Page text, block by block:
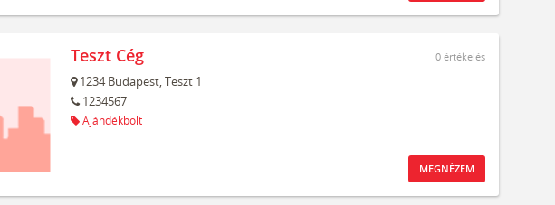
Teszt Cég
1234 Budapest,Teszt 1
1234567
Ajándékbolt
0 értékelés
MEGNÉZEM